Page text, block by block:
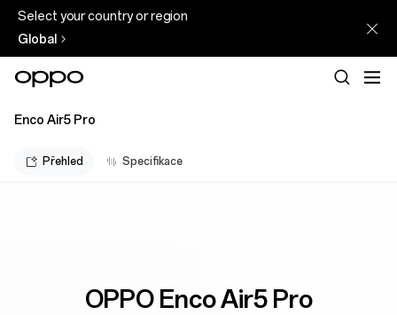
Select your country or region
Global
Enco Air5 Pro
Přehled Specifikace
OPPO Enco Air5 Pro